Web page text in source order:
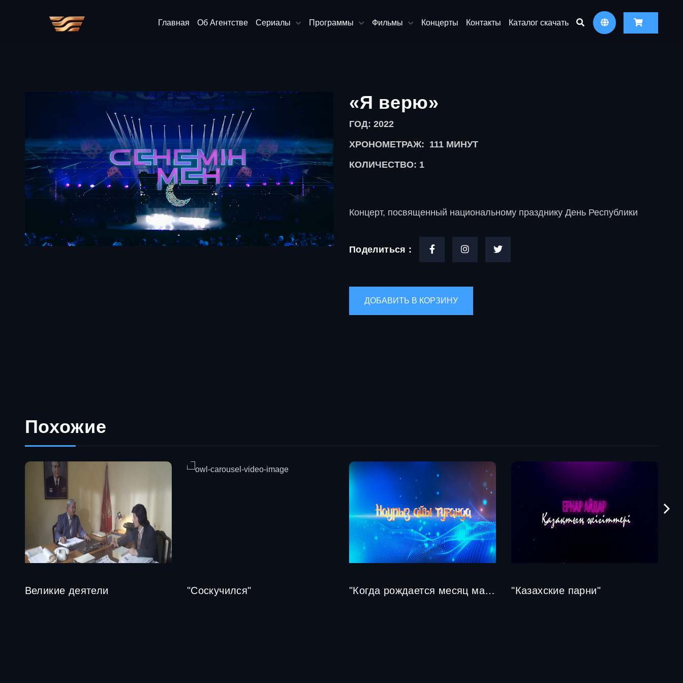
Главная Об Агентстве Сериалы Программы Фильмы Концерты Контакты Каталог скачать
«Я верю»
ГОД: 2022
ХРОНОМЕТРАЖ: 111 МИНУТ
КОЛИЧЕСТВО: 1
Концерт, посвященный национальному празднику День Республики
Поделиться :
Похожие
Великие деятели "Соскучился" "Когда рождается месяц март" "Казахские парни"